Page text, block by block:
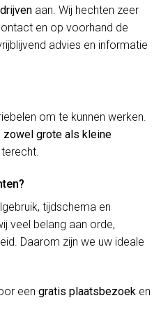
aan. Wij hechten zeer
en op voorhand de
advies en informatie
om te kunnen werken.
zowel grote als kleine
tijdschema en
veel belang aan orde,
Daarom zijn we uw ideale
een gratis plaatsbezoek en